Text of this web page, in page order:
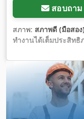
สอบถาม
สภาพ: สภาพดี (มือสอง
ทำงานได้เต็มประสิทธิ
, เส้นผ่านศูน
42 มม, เส้นผ่านศูนย์ก
สูงศูนย์กลาง:170 มม,
แบบขนนก:140 มม, ค
ทั้งหมด:
1,100 มม, คว
(สูงสุด):3,250 รอบ/น
เกลียวเมตริกสเต็ป: